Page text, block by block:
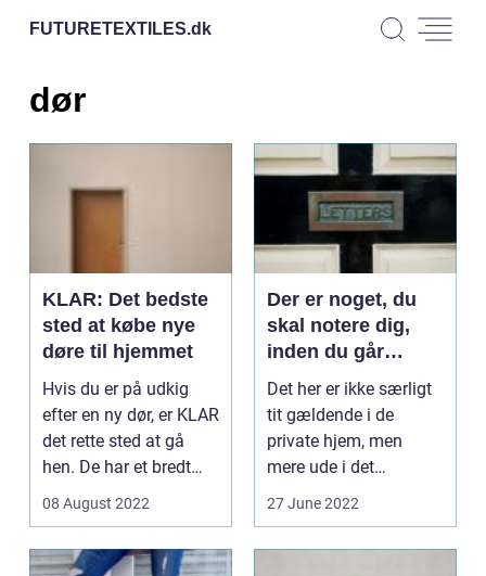
FUTURETEXTILES.dk
dør
KLAR: Det bedste
sted at købe nye
døre til hjemmet
Hvis du er på udkig
efter en ny dør, er KLAR
det rette sted at gå
hen. De har et bredt
udvalg af dør...
08 August 2022
Der er noget, du
skal notere dig,
inden du går
gennem den er dør
Det her er ikke særligt
tit gældende i de
private hjem, men
mere ude i det
offentlige, på
27 June 2022